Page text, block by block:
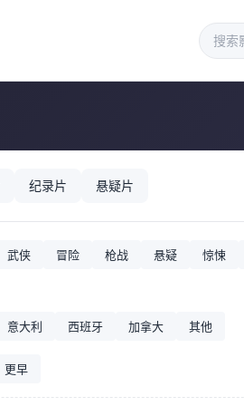
纪录片 悬疑片
武侠 冒险 枪战 悬疑 惊悚
意大利 西班牙 加拿大 其他
更早